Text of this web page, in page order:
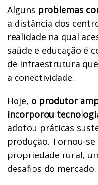
Alguns problemas
a distância dos
realidade na qual
saúde e educação é
de infraestrutura
a conectividade.
Hoje, o produtor
incorporou
adotou práticas
produção. Tornou-
propriedade rural,
desafios do mercado.